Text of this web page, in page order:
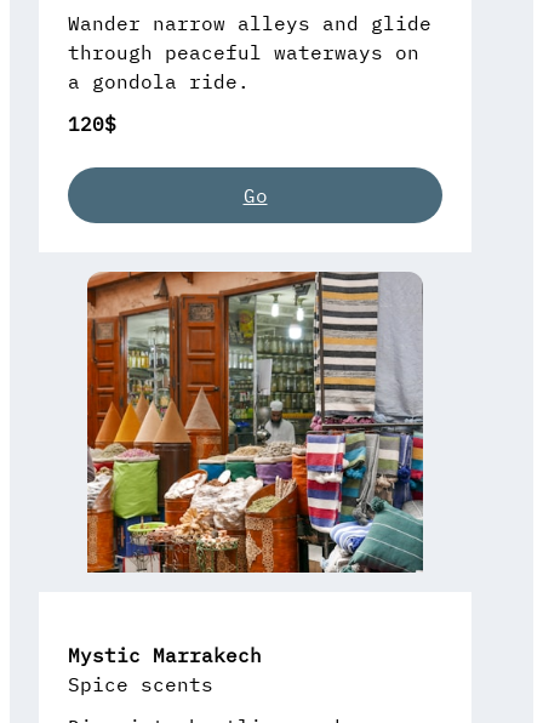
Wander narrow alleys and glide
through peaceful waterways on
a gondola ride.
120$
Go
Mystic Marrakech
Spice scents